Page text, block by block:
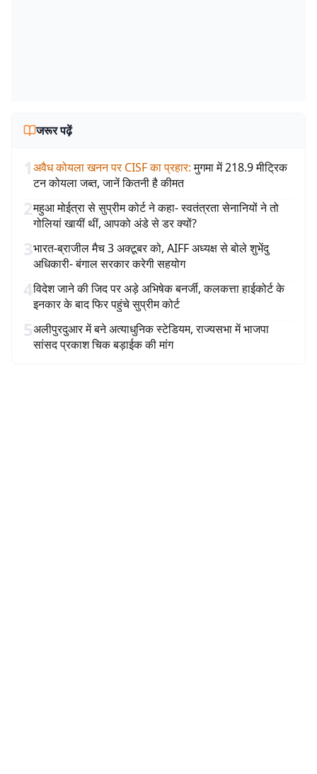
जरूर पढ़ें
1अवैध कोयला खनन पर CISF का प्रहार: मुगमा में 218.9 मीट्रिक
टन कोयला जब्त, जानें कितनी है कीमत
2महुआ मोईत्रा से सुप्रीम कोर्ट ने कहा- स्वतंत्रता सेनानियों ने तो
गोलियां खायीं थीं, आपको अंडे से डर क्यों?
3भारत-ब्राजील मैच 3 अक्टूबर को, AIFF अध्यक्ष से बोले शुभेंदु
अधिकारी- बंगाल सरकार करेगी सहयोग
4विदेश जाने की जिद पर अड़े अभिषेक बनर्जी, कलकत्ता हाईकोर्ट के
इनकार के बाद फिर पहुंचे सुप्रीम कोर्ट
5अलीपुरदुआर में बने अत्याधुनिक स्टेडियम, राज्यसभा में भाजपा
सांसद प्रकाश चिक बड़ाईक की मांग